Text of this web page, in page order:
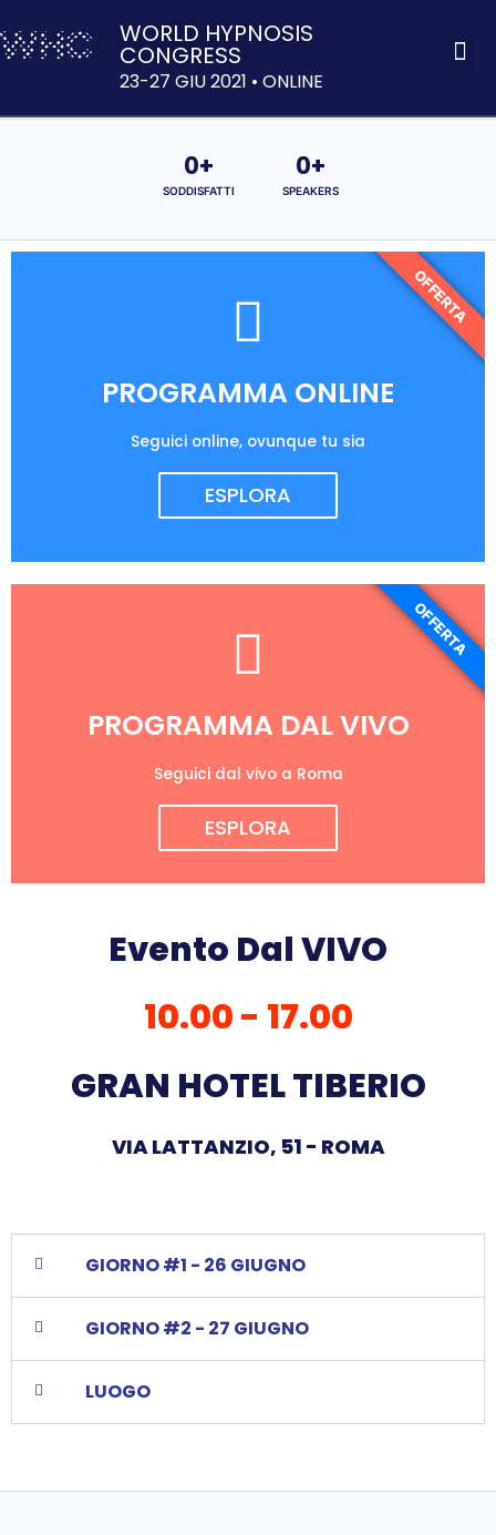
WORLD HYPNOSIS
CONGRESS
23-27 GIU 2021 • ONLINE
0+
SODDISFATTI
0+
SPEAKERS
PROGRAMMA ONLINE
Seguici online, ovunque tu sia
ESPLORA
OFFERTA
PROGRAMMA DAL VIVO
Seguici dal vivo a Roma
ESPLORA
OFFERTA
Evento Dal VIVO
10.00 - 17.00
GRAN HOTEL TIBERIO
VIA LATTANZIO, 51 - ROMA
GIORNO #1 - 26 GIUGNO
GIORNO #2 - 27 GIUGNO
LUOGO